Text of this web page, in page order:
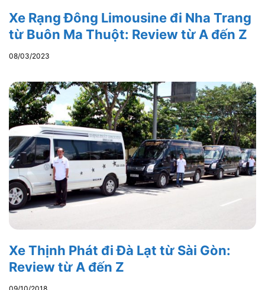
Xe Rạng Đông Limousine đi Nha Trang
từ Buôn Ma Thuột: Review từ A đến Z
08/03/2023
Xe Thịnh Phát đi Đà Lạt từ Sài Gòn:
Review từ A đến Z